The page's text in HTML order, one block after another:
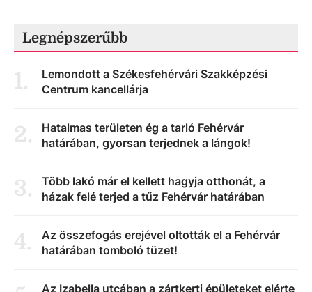
Legnépszerűbb
1.
Lemondott a Székesfehérvári Szakképzési
Centrum kancellárja
2.
Hatalmas területen ég a tarló Fehérvár
határában, gyorsan terjednek a lángok!
3.
Több lakó már el kellett hagyja otthonát, a
házak felé terjed a tűz Fehérvár határában
4.
Az összefogás erejével oltották el a Fehérvár
határában tomboló tüzet!
Az Izabella utcában a zártkerti épületeket elérte